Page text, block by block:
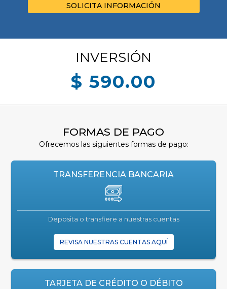
SOLICITA INFORMACIÓN
INVERSIÓN
$ 590.00
FORMAS DE PAGO
Ofrecemos las siguientes formas de pago:
TRANSFERENCIA BANCARIA
Deposita o transfiere a nuestras cuentas
REVISA NUESTRAS CUENTAS AQUÍ
TARJETA DE CRÉDITO O DÉBITO